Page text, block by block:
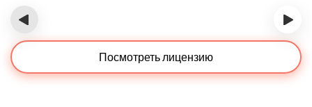
‹ ›
Посмотреть лицензию